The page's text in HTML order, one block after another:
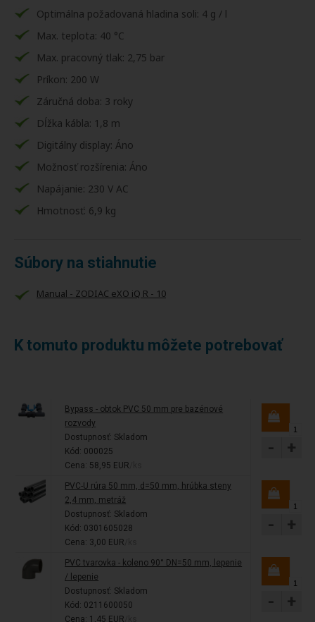
Optimálna požadovaná hladina soli: 4 g / l
Max. teplota: 40 °C
Max. pracovný tlak: 2,75 bar
Príkon: 200 W
Záručná doba: 3 roky
Dĺžka kábla: 1,8 m
Digitálny display: Áno
Možnosť rozšírenia: Áno
Napájanie: 230 V AC
Hmotnosť: 6,9 kg
Súbory na stiahnutie
Manual - ZODIAC eXO iQ R - 10
K tomuto produktu môžete potrebovať
Bypass - obtok PVC 50 mm pre bazénové
rozvody
Dostupnosť: Skladom
Kód: 000025
Cena: 58,95 EUR
- +
PVC-U rúra 50 mm, d=50 mm, hrúbka steny
2,4 mm, metráž
Dostupnosť: Skladom
Kód: 0301605028
Cena: 3,00 EUR
- +
PVC tvarovka - koleno 90° DN=50 mm, lepenie
/ lepenie
Dostupnosť: Skladom
Kód: 0211600050
Cena: 1,45 EUR
- +